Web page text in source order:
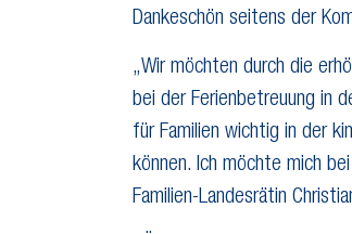
Dankeschön seitens der
„Wir möchten durch die
bei der Ferienbetreuung in
für Familien wichtig in der
können. Ich möchte mich
Familien-Landesrätin